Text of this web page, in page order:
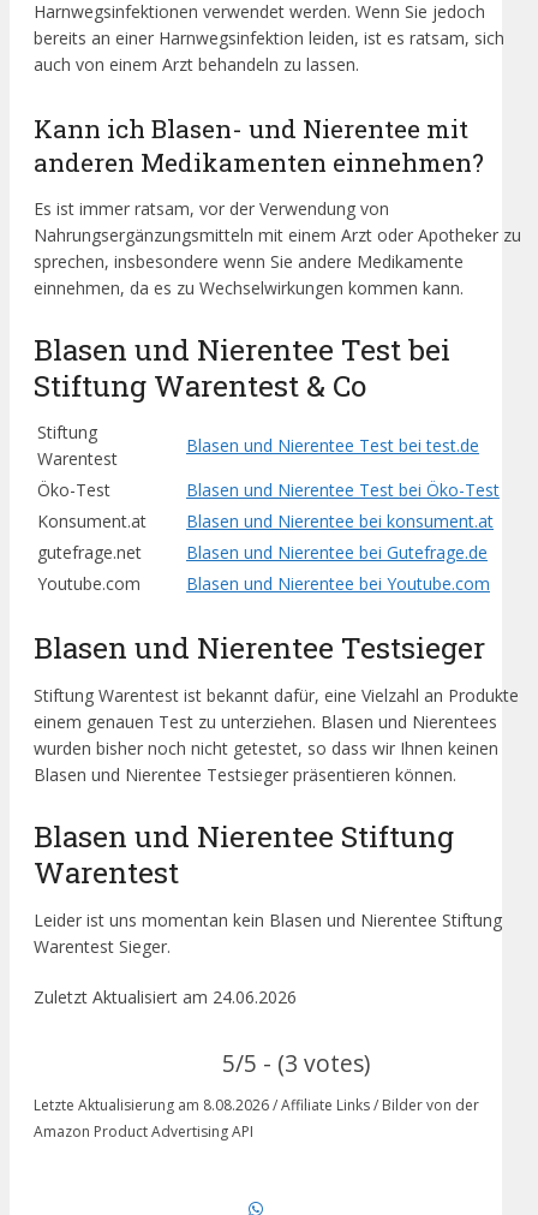
Harnwegsinfektionen verwendet werden. Wenn Sie jedoch
bereits an einer Harnwegsinfektion leiden, ist es ratsam, sich
auch von einem Arzt behandeln zu lassen.
Kann ich Blasen- und Nierentee mit
anderen Medikamenten einnehmen?
Es ist immer ratsam, vor der Verwendung von
Nahrungsergänzungsmitteln mit einem Arzt oder Apotheker zu
sprechen, insbesondere wenn Sie andere Medikamente
einnehmen, da es zu Wechselwirkungen kommen kann.
Blasen und Nierentee Test bei
Stiftung Warentest & Co
Stiftung
Warentest
Blasen und Nierentee Test bei test.de
Öko-Test
Blasen und Nierentee Test bei Öko-Test
Konsument.at
Blasen und Nierentee bei konsument.at
gutefrage.net
Blasen und Nierentee bei Gutefrage.de
Youtube.com
Blasen und Nierentee bei Youtube.com
Blasen und Nierentee Testsieger
Stiftung Warentest ist bekannt dafür, eine Vielzahl an Produkte
einem genauen Test zu unterziehen. Blasen und Nierentees
wurden bisher noch nicht getestet, so dass wir Ihnen keinen
Blasen und Nierentee Testsieger präsentieren können.
Blasen und Nierentee Stiftung
Warentest
Leider ist uns momentan kein Blasen und Nierentee Stiftung
Warentest Sieger.
Zuletzt Aktualisiert am 24.06.2026
5/5 - (3 votes)
Letzte Aktualisierung am 8.08.2026 / Affiliate Links / Bilder von der
Amazon Product Advertising API